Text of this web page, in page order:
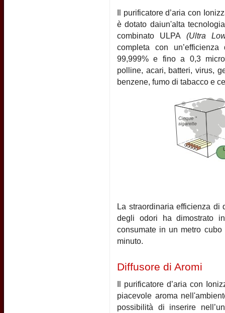
Il purificatore d’aria con
è dotato daiun'alta
combinato ULPA (Ultra
completa con
99,999% e fino a 0,3
polline, acari, batteri, virus,
benzene, fumo di tabacco e
La straordinaria efficienza di
degli odori ha dimostrato
consumate in un metro
minuto.
Diffusore di Aromi
Il purificatore d’aria con
piacevole aroma
possibilità di inserire